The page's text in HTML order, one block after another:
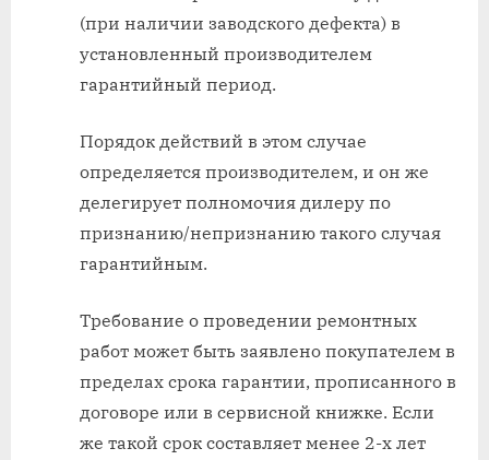
(при наличии заводского дефекта) в
установленный производителем
гарантийный период.
Порядок действий в этом случае
определяется производителем, и он же
делегирует полномочия дилеру по
признанию/непризнанию такого случая
гарантийным.
Требование о проведении ремонтных
работ может быть заявлено покупателем в
пределах срока гарантии, прописанного в
договоре или в сервисной книжке. Если
же такой срок составляет менее 2-х лет